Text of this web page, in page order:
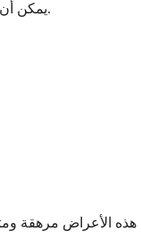
يمكن أن تظهر مشاكل النوم التي تسببها الأدوية بطرق مختلفة. قد تلاحظ عرضًا واحدًا أو مجموعة من عدة أعراض، ويمكن أن تختلف من ليلة إلى أخرى.